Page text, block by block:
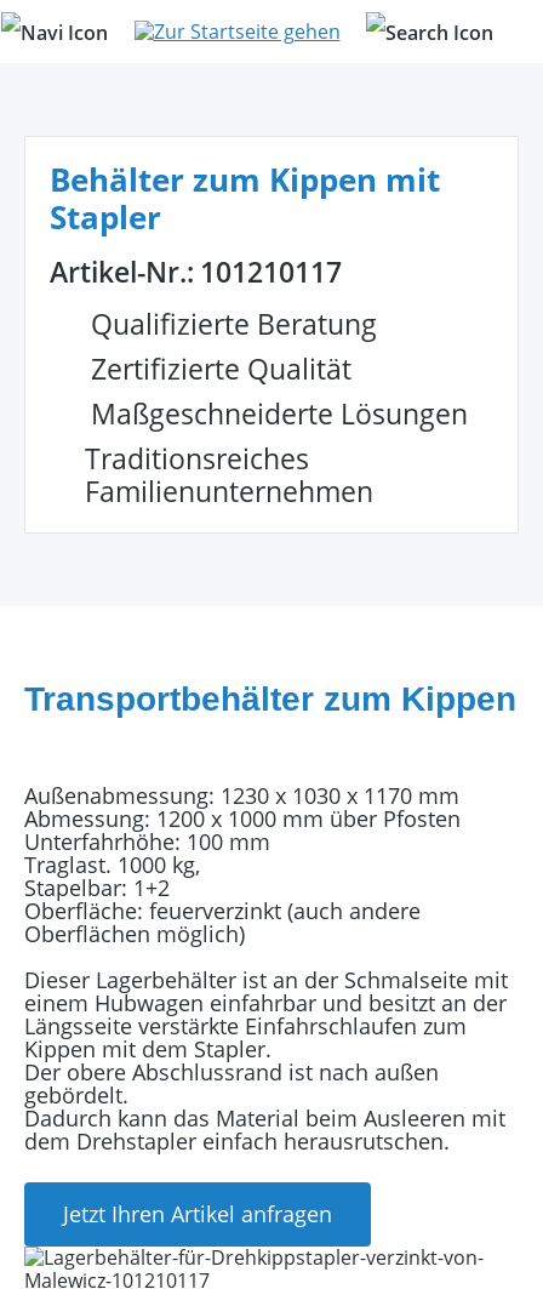
springen
Behälter zum Kippen mit
Stapler
Artikel-Nr.: 101210117
Qualifizierte Beratung
Zertifizierte Qualität
Maßgeschneiderte Lösungen
Traditionsreiches
Familienunternehmen
Transportbehälter zum Kippen
Außenabmessung: 1230 x 1030 x 1170 mm
Abmessung: 1200 x 1000 mm über Pfosten
Unterfahrhöhe: 100 mm
Traglast. 1000 kg,
Stapelbar: 1+2
Oberfläche: feuerverzinkt (auch andere
Oberflächen möglich)
Dieser Lagerbehälter ist an der Schmalseite mit
einem Hubwagen einfahrbar und besitzt an der
Längsseite verstärkte Einfahrschlaufen zum
Kippen mit dem Stapler.
Der obere Abschlussrand ist nach außen
gebördelt.
Dadurch kann das Material beim Ausleeren mit
dem Drehstapler einfach herausrutschen.
Jetzt Ihren Artikel anfragen